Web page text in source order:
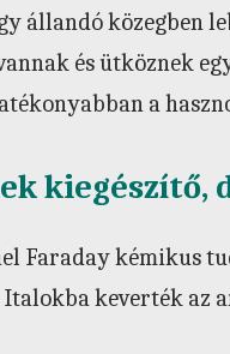
állandó közegben
és ütköznek
a
kiegészítő,
Faraday kémikus
keverték az